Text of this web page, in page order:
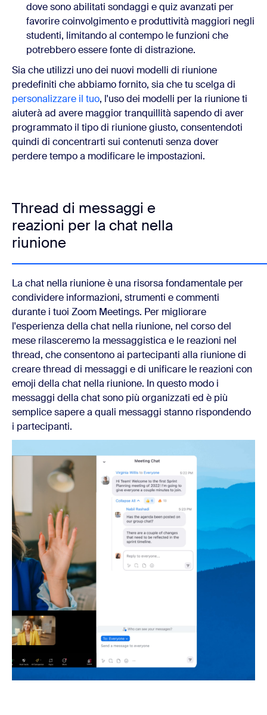
dove sono abilitati sondaggi e quiz avanzati per
favorire coinvolgimento e produttività maggiori negli
studenti, limitando al contempo le funzioni che
potrebbero essere fonte di distrazione.
Sia che utilizzi uno dei nuovi modelli di riunione
predefiniti che abbiamo fornito, sia che tu scelga di
personalizzare il tuo, l'uso dei modelli per la riunione ti
aiuterà ad avere maggior tranquillità sapendo di aver
programmato il tipo di riunione giusto, consentendoti
quindi di concentrarti sui contenuti senza dover
perdere tempo a modificare le impostazioni.
Thread di messaggi e
reazioni per la chat nella
riunione
La chat nella riunione è una risorsa fondamentale per
condividere informazioni, strumenti e commenti
durante i tuoi Zoom Meetings. Per migliorare
l'esperienza della chat nella riunione, nel corso del
mese rilasceremo la messaggistica e le reazioni nel
thread, che consentono ai partecipanti alla riunione di
creare thread di messaggi e di unificare le reazioni con
emoji della chat nella riunione. In questo modo i
messaggi della chat sono più organizzati ed è più
semplice sapere a quali messaggi stanno rispondendo
i partecipanti.